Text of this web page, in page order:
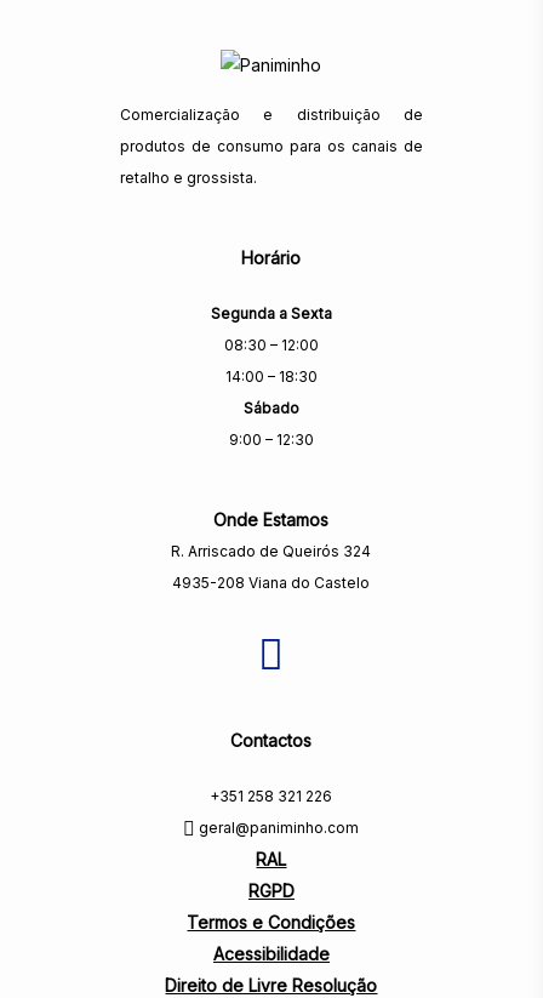
Comercialização e distribuição de
produtos de consumo para os canais de
retalho e grossista.
Horário
Segunda a Sexta
08:30 – 12:00
14:00 – 18:30
Sábado
9:00 – 12:30
Onde Estamos
R. Arriscado de Queirós 324
4935-208 Viana do Castelo
Contactos
+351 258 321 226
geral@paniminho.com
RAL
RGPD
Termos e Condições
Acessibilidade
Direito de Livre Resolução